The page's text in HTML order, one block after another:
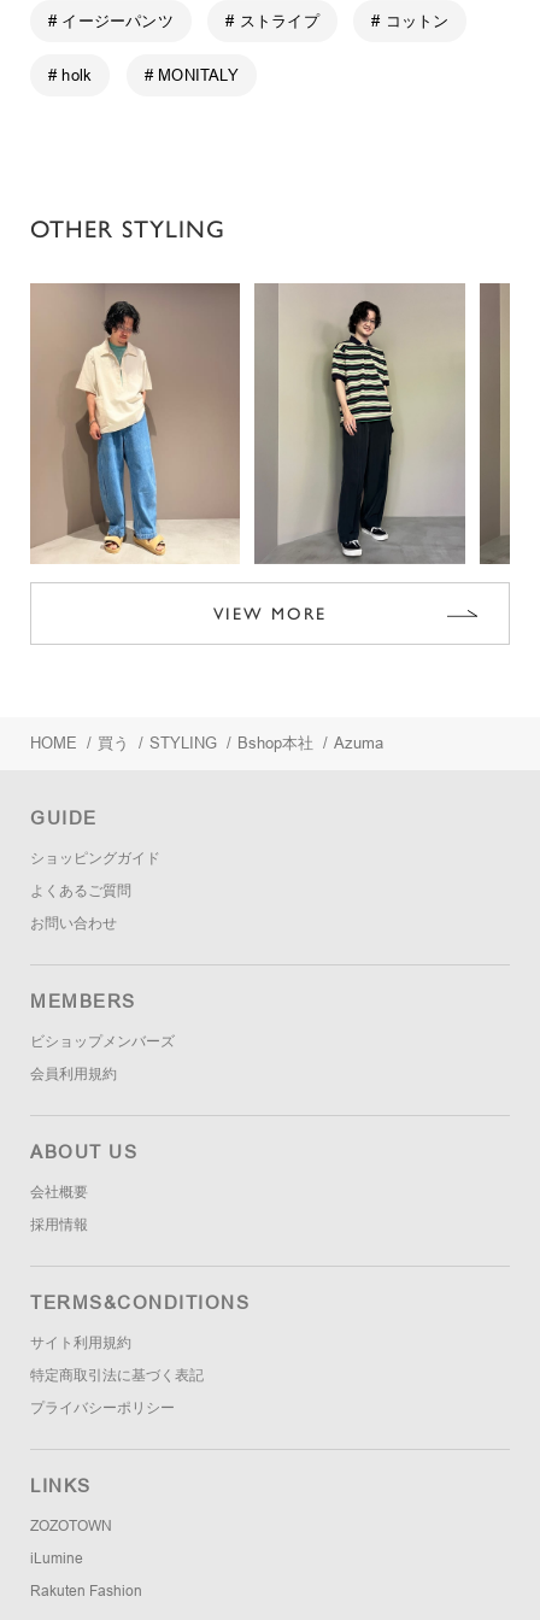
# イージーパンツ # ストライプ # コットン
# holk # MONITALY
OTHER STYLING
VIEW MORE
HOME / 買う / STYLING / Bshop本社 / Azuma
GUIDE
ショッピングガイド
よくあるご質問
お問い合わせ
MEMBERS
ビショップメンバーズ
会員利用規約
ABOUT US
会社概要
採用情報
TERMS&CONDITIONS
サイト利用規約
特定商取引法に基づく表記
プライバシーポリシー
LINKS
ZOZOTOWN
iLumine
Rakuten Fashion